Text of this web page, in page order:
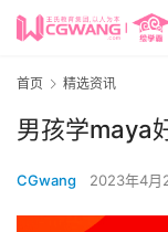
首页 精选资讯
男孩学maya
CGwang 2023年4月